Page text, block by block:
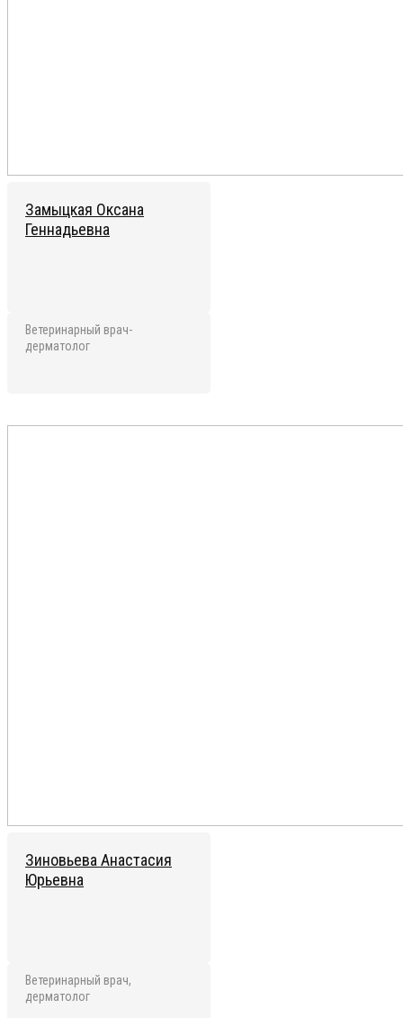
Замыцкая Оксана
Геннадьевна
Ветеринарный врач-
дерматолог
Зиновьева Анастасия
Юрьевна
Ветеринарный врач,
дерматолог